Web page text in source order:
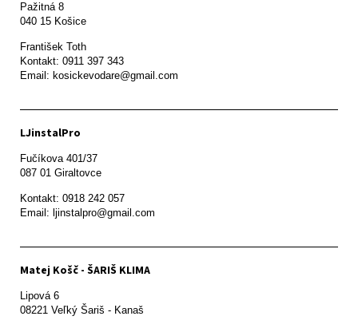
Pažitná 8
František Toth
Kontakt: 0911 397 343
Email: kosickevodare@gmail.com
LJinstalPro
Fučíkova 401/37
087 01 Giraltovce
Kontakt: 0918 242 057
Email: ljinstalpro@gmail.com
Matej Košč - ŠARIŠ KLIMA
Lipová 6
08221 Veľký Šariš - Kanaš